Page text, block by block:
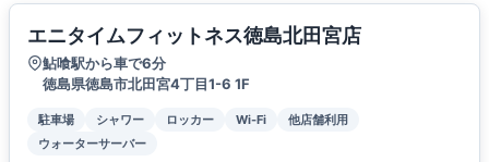
エニタイムフィットネス徳島北田宮店
鮎喰駅から車で6分
徳島県徳島市北田宮4丁目1-6 1F
駐車場 シャワー ロッカー Wi-Fi
他店舗利用
ウォーターサーバー